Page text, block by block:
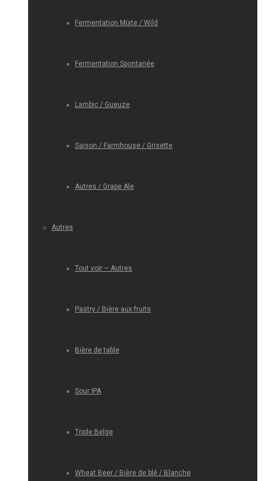
Fermentation Mixte / Wild
Fermentation Spontanée
Lambic / Gueuze
Saison / Farmhouse / Grisette
Autres / Grape Ale
Autres
Tout voir – Autres
Pastry / Bière aux fruits
Bière de table
Sour IPA
Triple Belge
Wheat Beer / Bière de blé / Blanche